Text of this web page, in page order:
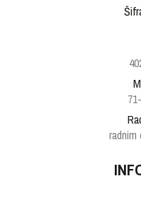
radnim